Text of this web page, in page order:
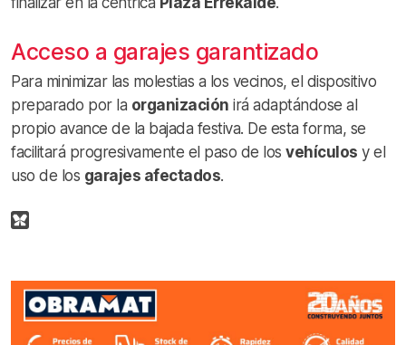
Acceso a garajes garantizado
Para minimizar las molestias a los vecinos, el dispositivo
preparado por la organización irá adaptándose al
propio avance de la bajada festiva. De esta forma, se
facilitará progresivamente el paso de los vehículos y el
uso de los garajes afectados.